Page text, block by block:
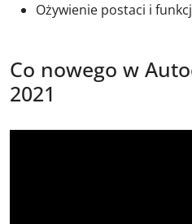
Ożywienie postaci i
Co nowego w
2021